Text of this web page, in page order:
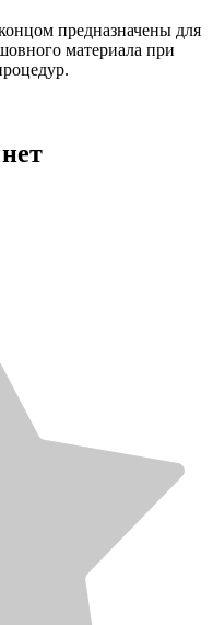
предназначены для
материала при